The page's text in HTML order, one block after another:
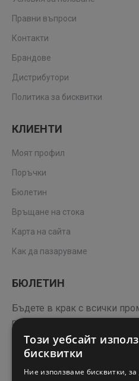
Правни въпроси
Контакти
Брандове
Дистрибутори
Политика за бисквитки
КЛИЕНТИ
Моят профил
Поръчки
Бюлетин
Връщане на стока
Карта на сайта
Как да пазаруваме
БЮЛЕТИН
Бъдете в крак с всички
регистрирате за нашия
ТЕСТ ЗА СИГУРНОСТ
Този уебсайт
бисквитки
Ние използваме бисквитки, за